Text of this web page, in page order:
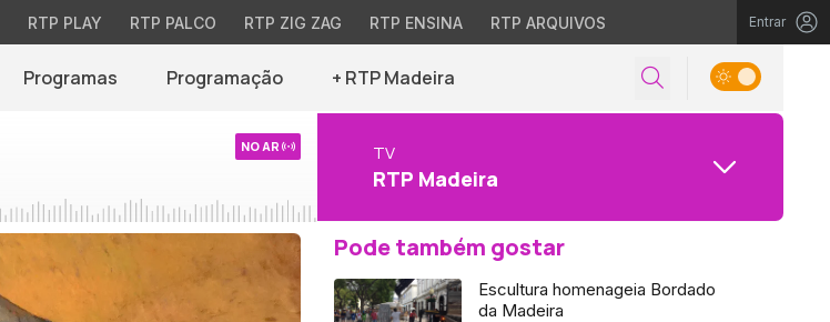
RTP PLAY RTP PALCO RTP ZIG ZAG RTP ENSINA RTP ARQUIVOS Entrar
Programas Programação + RTP Madeira
NO AR TV
RTP Madeira
Pode também gostar
Escultura homenageia Bordado
da Madeira